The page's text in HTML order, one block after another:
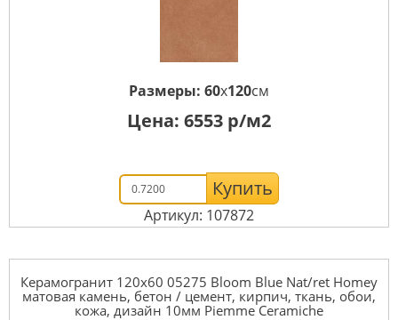
Размеры: 60x120см
Цена: 6553 р/м2
Купить
Артикул: 107872
Керамогранит 120x60 05275 Bloom Blue Nat/ret Homey
матовая камень, бетон / цемент, кирпич, ткань, обои,
кожа, дизайн 10мм Piemme Ceramiche